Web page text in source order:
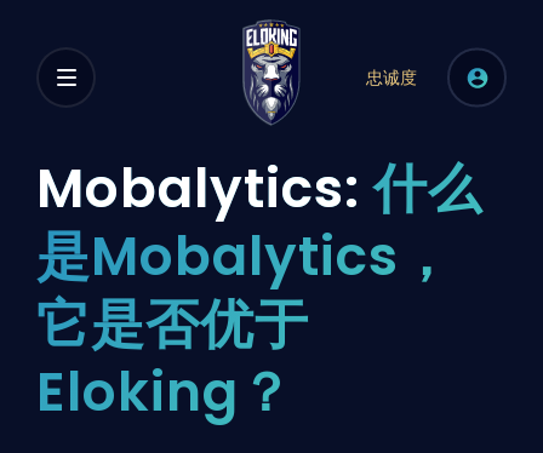
忠诚度
Mobalytics: 什么
是Mobalytics，
它是否优于
Eloking？